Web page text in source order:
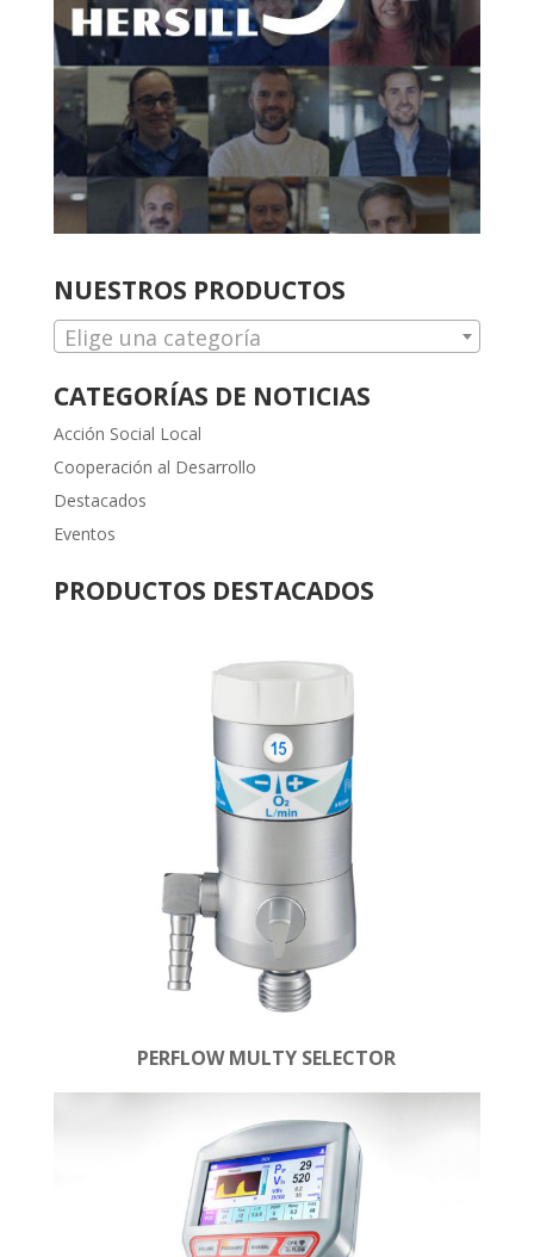
NUESTROS PRODUCTOS
Elige una categoría
CATEGORÍAS DE NOTICIAS
Acción Social Local
Cooperación al Desarrollo
Destacados
Eventos
PRODUCTOS DESTACADOS
PERFLOW MULTY SELECTOR